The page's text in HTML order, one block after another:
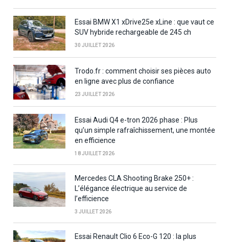
Essai BMW X1 xDrive25e xLine : que vaut ce
SUV hybride rechargeable de 245 ch
30 JUILLET 2026
Trodo.fr : comment choisir ses pièces auto
en ligne avec plus de confiance
23 JUILLET 2026
Essai Audi Q4 e-tron 2026 phase : Plus
qu’un simple rafraîchissement, une montée
en efficience
18 JUILLET 2026
Mercedes CLA Shooting Brake 250+ :
L’élégance électrique au service de
l’efficience
3 JUILLET 2026
Essai Renault Clio 6 Eco-G 120 : la plus